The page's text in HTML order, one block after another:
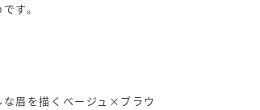
す。
眉を描くベージュ×ブラウ